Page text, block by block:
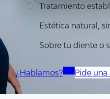
Tratamiento
Estética natural,
Sobre tu diente o
¿Hablamos? Pide una